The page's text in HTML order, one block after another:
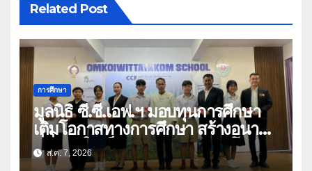
Related Post
การศึกษา
มูลนิธิ ซี.ซี.เอฟ.ฯ มอบทุนการศึกษา
เติมโอกาสทางการศึกษา สร้างอนาคต
ที่มั่นคงให้เด็กและเยาวชนด้อยโอกาส
ส.ค. 7, 2026